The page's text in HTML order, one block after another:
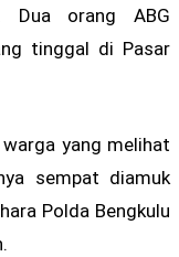
Dua orang ABG
tinggal di Pasar
yang melihat
sempat diamuk
Polda Bengkulu